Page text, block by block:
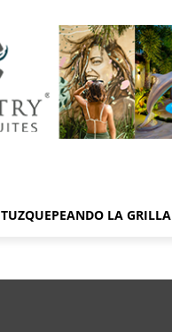
TUZQUEPEANDO LA GRILLA